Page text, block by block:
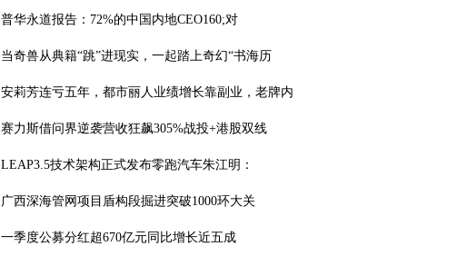
普华永道报告：72%的中国内地CEO160;对
当奇兽从典籍“跳”进现实，一起踏上奇幻“书海历
安莉芳连亏五年，都市丽人业绩增长靠副业，老牌内
赛力斯借问界逆袭营收狂飙305%战投+港股双线
LEAP3.5技术架构正式发布零跑汽车朱江明：
广西深海管网项目盾构段掘进突破1000环大关
一季度公募分红超670亿元同比增长近五成